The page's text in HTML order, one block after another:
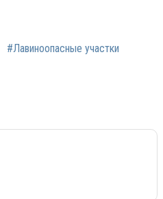
#Лавиноопасные участки